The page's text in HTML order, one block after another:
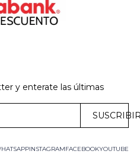
y enterate las últimas
FACEBOOKYOUTUBE
INSTAGRAM